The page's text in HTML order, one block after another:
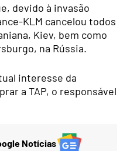
devido à invasão
KLM cancelou todos
Kiev, bem como
na Rússia.
interesse da
a TAP, o responsável
Notícias